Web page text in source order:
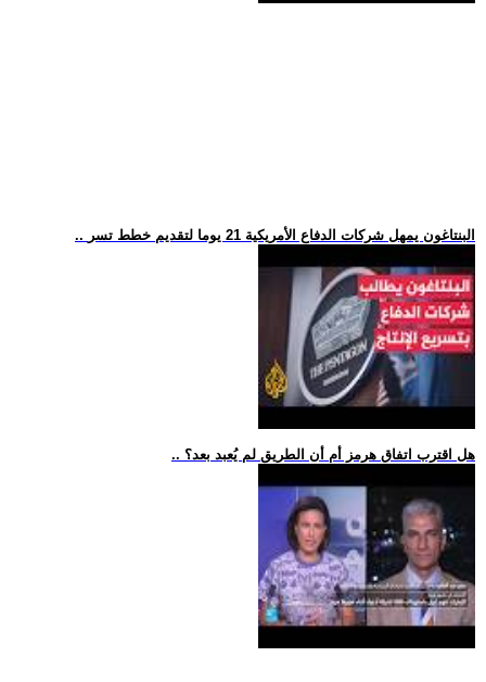
.. البنتاغون يمهل شركات الدفاع الأمريكية 21 يوما لتقديم خطط تسر
.. هل اقترب اتفاق هرمز أم أن الطريق لم يُعبد بعد؟